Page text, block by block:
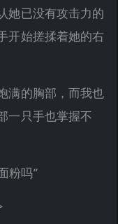
她已没有攻击力的
开始搓揉着她的右
满的胸部，而我也
一只手也掌握不
粉吗”